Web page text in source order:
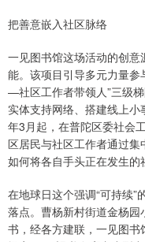
把善意嵌入社区脉络
一见图书馆这场活动的创意
能。该项目引导多元力量
—社区工作者带领人”三级
实体支持网络、搭建线上
年3月起，在普陀区委社会
区居民与社区工作者通过
如何将各自手头正在发生的
在地球日这个强调“可持续
落点。曹杨新村街道金杨
书，经各方建联，一见图